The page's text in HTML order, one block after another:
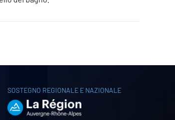
SOSTEGNO REGIONALE E NAZIONALE